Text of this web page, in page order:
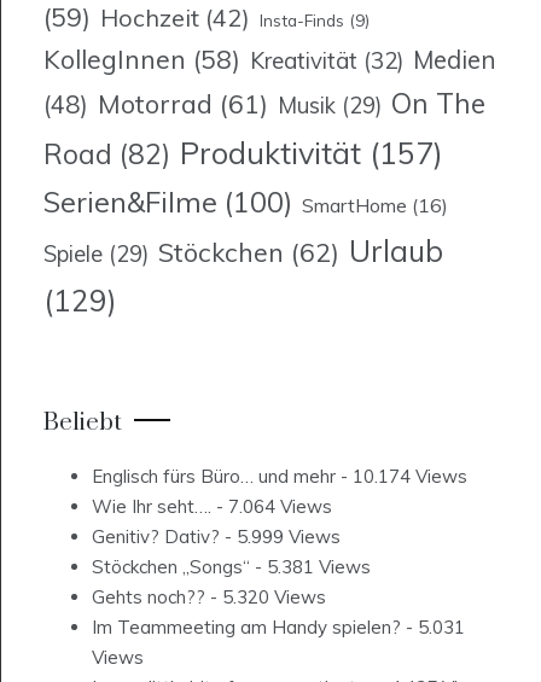
(59) Hochzeit (42) Insta-Finds (9)
KollegInnen (58) Kreativität (32) Medien
(48) Motorrad (61) Musik (29) On The
Road (82) Produktivität (157)
Serien&Filme (100) SmartHome (16)
Spiele (29) Stöckchen (62) Urlaub
(129)
Beliebt
Englisch fürs Büro… und mehr - 10.174 Views
Wie Ihr seht…. - 7.064 Views
Genitiv? Dativ? - 5.999 Views
Stöckchen „Songs“ - 5.381 Views
Gehts noch?? - 5.320 Views
Im Teammeeting am Handy spielen? - 5.031
Views